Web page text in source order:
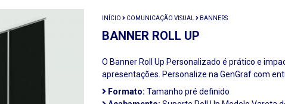
INÍCIO COMUNICAÇÃO VISUAL BANNERS
BANNER ROLL UP
O Banner Roll Up Personalizado é prático e
apresentações. Personalize na GenGraf com
Formato: Tamanho pré definido